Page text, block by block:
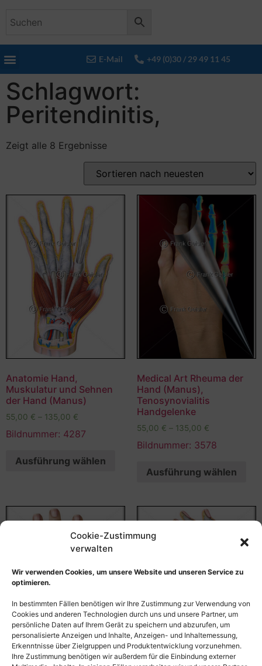
Cookie-Zustimmung
verwalten
Wir verwenden Cookies, um unsere Website und unseren Service zu
optimieren.
In bestimmten Fällen benötigen wir Ihre Zustimmung zur Verwendung von
Cookies und anderen Technologien durch uns und unsere Partner, um
persönliche Daten auf Ihrem Gerät zu speichern und abzurufen, um
personalisierte Anzeigen und Inhalte, Anzeigen- und Inhaltemessung,
Erkenntnisse über Zielgruppen und Produktentwicklung vorzunehmen.
Ihre Zustimmung benötigen wir außerdem für die Einbindung externer
E-Mail +49 (0)30 / 29 49 11 45
Schlagwort:
Peritendinitis,
Zeigt alle 8 Ergebnisse
Anatomie Hand,
Muskulatur und Sehnen
der Hand (Manus)
55,00 € – 135,00 €
Bildnummer: 4287
Ausführung wählen
Medical Art Rheuma der
Hand (Manus),
Tenosynovialitis
Handgelenke
55,00 € – 135,00 €
Bildnummer: 3578
Ausführung wählen